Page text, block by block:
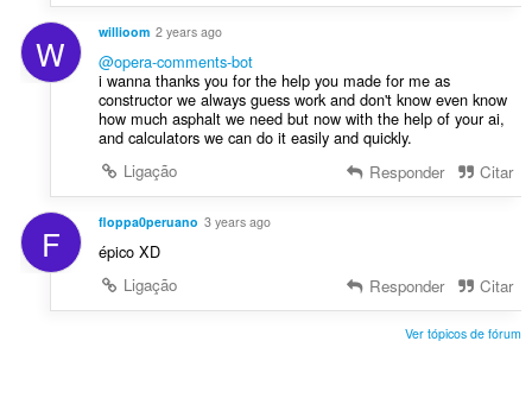
W willioom 2 years ago
@opera-comments-bot
i wanna thanks you for the help you made for me as
constructor we always guess work and don't know even know
how much asphalt we need but now with the help of your ai,
and calculators we can do it easily and quickly.
Ligação
Responder Citar
F floppa0peruano 3 years ago
épico XD
Ligação
Responder Citar
Ver tópicos de fórum